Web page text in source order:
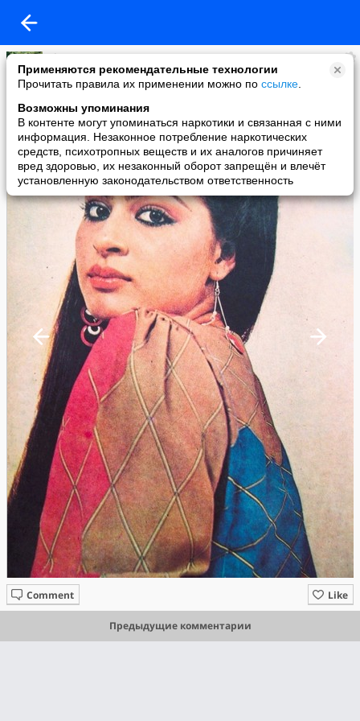
Применяются рекомендательные технологии
Прочитать правила их применении можно по ссылке
Возможны упоминания
В контенте могут упоминаться наркотики и связанная с ними
информация. Незаконное потребление наркотических
средств, психотропных веществ и их аналогов причиняет
вред здоровью, их незаконный оборот запрещён и влечёт
установленную законодательством ответственность
Elena Guseva Ortega
added a photo
18 Jan в 03:01
Like
Comment
Предыдущие комментарии